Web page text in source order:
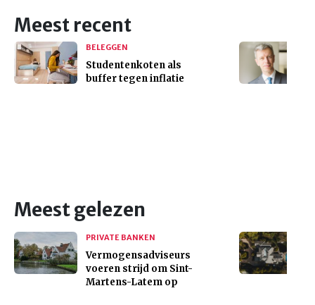
Meest recent
BELEGGEN
Studentenkoten als
buffer tegen inflatie
Meest gelezen
PRIVATE BANKEN
Vermogensadviseurs
voeren strijd om Sint-
Martens-Latem op